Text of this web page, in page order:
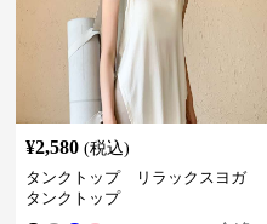
¥2,580 (税込)
タンクトップ リラックスヨガ
タンクトップ